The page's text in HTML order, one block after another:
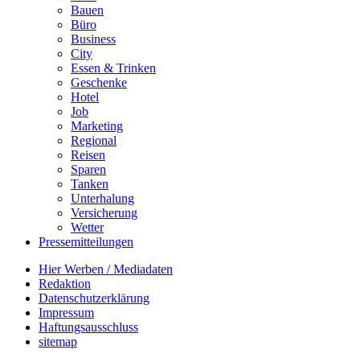
Bauen
Büro
Business
City
Essen & Trinken
Geschenke
Hotel
Job
Marketing
Regional
Reisen
Sparen
Tanken
Unterhalung
Versicherung
Wetter
Pressemitteilungen
Hier Werben / Mediadaten
Redaktion
Datenschutzerklärung
Impressum
Haftungsausschluss
sitemap